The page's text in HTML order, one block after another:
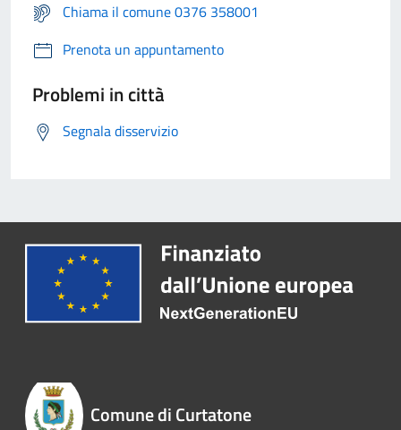
Chiama il comune 0376 358001
Prenota un appuntamento
Problemi in città
Segnala disservizio
Comune di Curtatone